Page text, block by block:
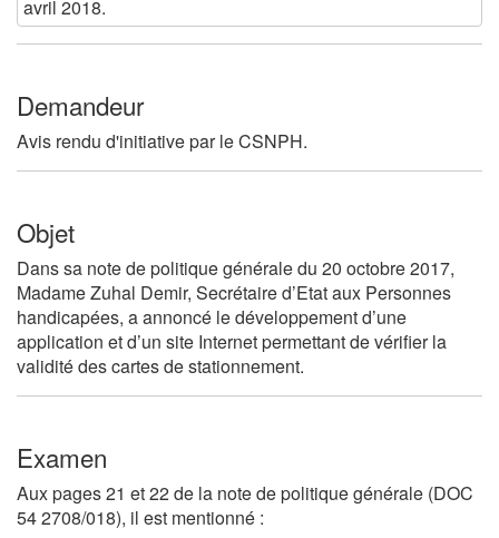
avril 2018.
Demandeur
Avis rendu d'initiative par le CSNPH.
Objet
Dans sa note de politique générale du 20 octobre 2017,
Madame Zuhal Demir, Secrétaire d’Etat aux Personnes
handicapées, a annoncé le développement d’une
application et d’un site Internet permettant de vérifier la
validité des cartes de stationnement.
Examen
Aux pages 21 et 22 de la note de politique générale (DOC
54 2708/018), il est mentionné :